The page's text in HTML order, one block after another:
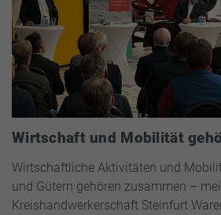
Wirtschaft und Mobilität
Wirtschaftliche Aktivitäten und
und Gütern gehören zusammen –
Kreishandwerkerschaft Steinfurt